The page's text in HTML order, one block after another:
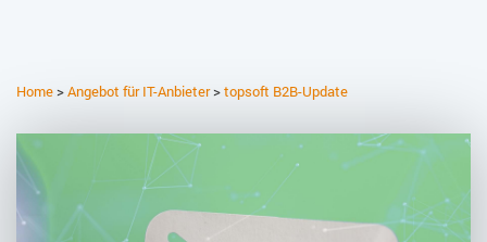
Home>Angebot für IT-Anbieter>topsoft B2B-Update